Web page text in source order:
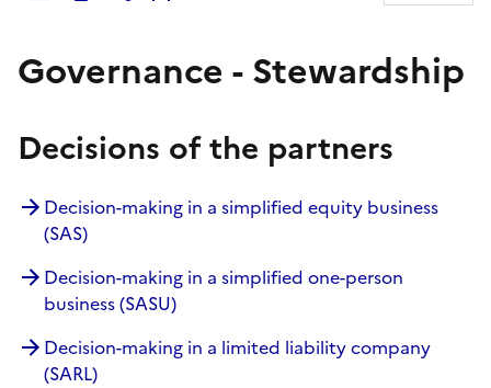
Governance - Stewardship
Decisions of the partners
Decision-making in a simplified equity business
(SAS)
Decision-making in a simplified one-person
business (SASU)
Decision-making in a limited liability company
(SARL)